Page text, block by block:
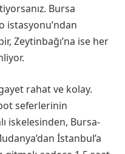
Bursa
istasyonu’ndan
Zeytinbağı’na ise her
rahat ve kolay.
seferlerinin
iskelesinden, Bursa-
İstanbul’a